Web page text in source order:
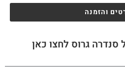
והזמנה
סנדרה גרוס לחצו כאן